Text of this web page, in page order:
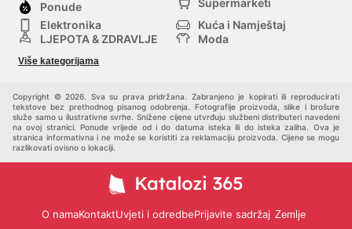
Ponude
Elektronika
Kuća i Namještaj
LJEPOTA & ZDRAVLJE
Moda
Bebe i djeca
Više kategorijama
Copyright © 2026. Sva su prava pridržana. Zabranjeno je kopirati ili reproducirati
tekstove bez prethodnog pisanog odobrenja. Fotografije proizvoda, slike i brošure
služe samo u ilustrativne svrhe. Snižene cijene utvrđuju službeni distributeri navedeni
na ovoj stranici. Ponude vrijede od i do datuma isteka ili do isteka zaliha. Ova je
stranica informativna i ne može se koristiti za reklamaciju proizvoda. Cijene se mogu
razlikovati ovisno o lokaciji.
O namaKontaktUvjeti i odredbePrijavite sadržaj Zemlje